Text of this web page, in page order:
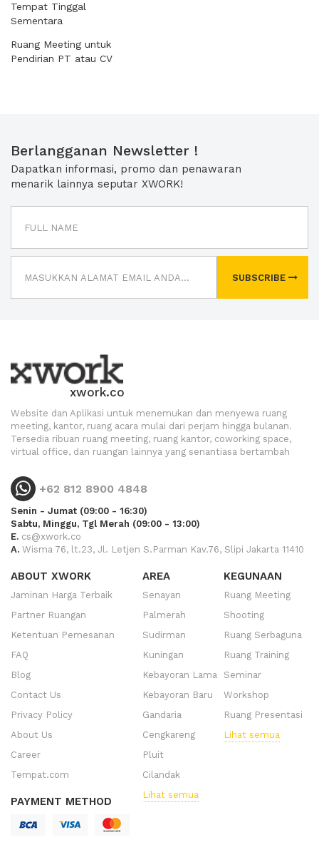
Tempat Tinggal
Sementara
Ruang Meeting untuk
Pendirian PT atau CV
Berlangganan Newsletter !
Dapatkan informasi, promo dan penawaran
menarik lainnya seputar XWORK!
SUBSCRIBE
xwork.co
Website dan Aplikasi untuk menemukan dan menyewa ruang
meeting, kantor, ruang acara mulai dari perjam hingga bulanan.
Tersedia ribuan ruang meeting, ruang kantor, coworking space,
virtual office, dan ruangan lainnya yang senantiasa bertambah
+62 812 8900 4848
Senin - Jumat (09:00 - 16:30)
Sabtu, Minggu, Tgl Merah (09:00 - 13:00)
E. cs@xwork.co
A. Wisma 76, lt.23, Jl. Letjen S.Parman Kav.76, Slipi Jakarta 11410
ABOUT XWORK
Jaminan Harga Terbaik
Partner Ruangan
Ketentuan Pemesanan
FAQ
Blog
Contact Us
Privacy Policy
About Us
Career
Tempat.com
PAYMENT METHOD
AREA
Senayan
Palmerah
Sudirman
Kuningan
Kebayoran Lama
Kebayoran Baru
Gandaria
Cengkareng
Pluit
Cilandak
Lihat semua
KEGUNAAN
Ruang Meeting
Shooting
Ruang Serbaguna
Ruang Training
Seminar
Workshop
Ruang Presentasi
Lihat semua